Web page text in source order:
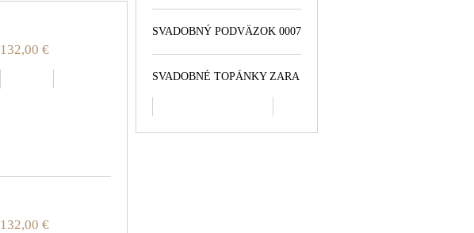
132,00 €
132,00 €
SVADOBNÝ PODVÄZOK 0007
SVADOBNÉ TOPÁNKY ZARA